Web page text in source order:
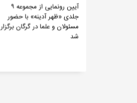
آیین رونمایی از مجموعه ۹
جلدی «ظهر آدینه» با حضور
مسئولان و علما در گرگان برگزار
شد